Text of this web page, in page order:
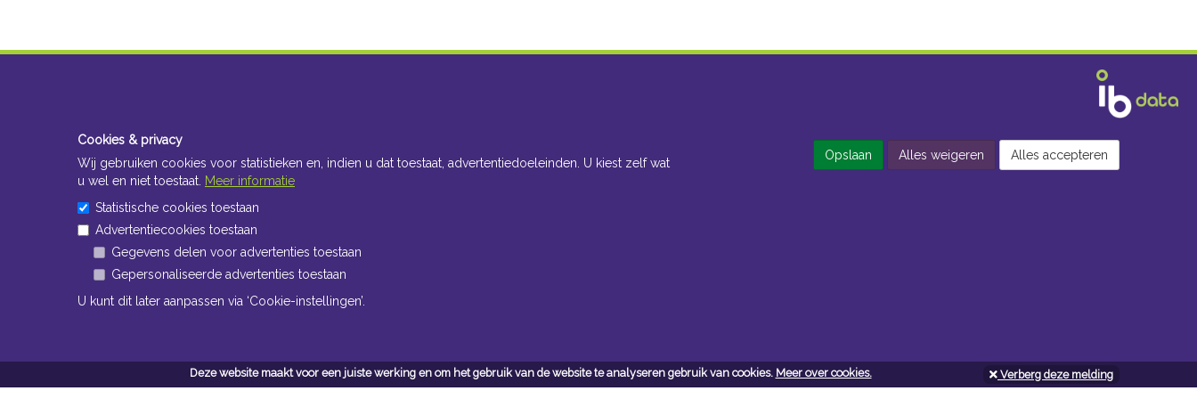
Deze website maakt voor een juiste werking en om het gebruik van de website te analyseren gebruik van cookies. Meer over cookies. Verberg deze melding
Contacteer ons Openingsuren toonzaal Openingsuren doe-het-zelf
Cookies & privacy
Wij gebruiken cookies voor statistieken en, indien u dat toestaat, advertentiedoeleinden. U kiest zelf wat
u wel en niet toestaat. Meer informatie
Statistische cookies toestaan
Advertentiecookies toestaan
Gegevens delen voor advertenties toestaan
Gepersonaliseerde advertenties toestaan
U kunt dit later aanpassen via ‘Cookie-instellingen’.
Opslaan Alles weigeren Alles accepteren